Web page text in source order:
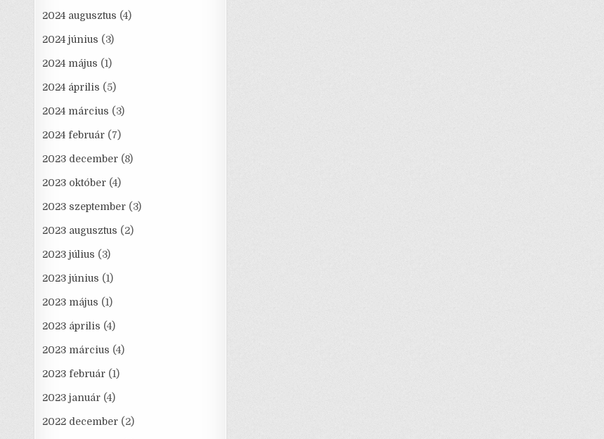
2024 augusztus (4)
2024 június (3)
2024 május (1)
2024 április (5)
2024 március (3)
2024 február (7)
2023 december (8)
2023 október (4)
2023 szeptember (3)
2023 augusztus (2)
2023 július (3)
2023 június (1)
2023 május (1)
2023 április (4)
2023 március (4)
2023 február (1)
2023 január (4)
2022 december (2)